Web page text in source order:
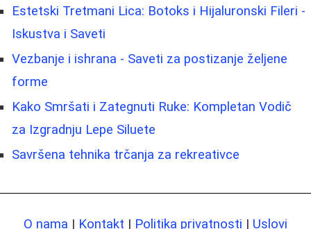
Estetski Tretmani Lica: Botoks i Hijaluronski Fileri -
Iskustva i Saveti
Vezbanje i ishrana - Saveti za postizanje željene
forme
Kako Smršati i Zategnuti Ruke: Kompletan Vodič
za Izgradnju Lepe Siluete
Savršena tehnika trčanja za rekreativce
O nama | Kontakt | Politika privatnosti | Uslovi